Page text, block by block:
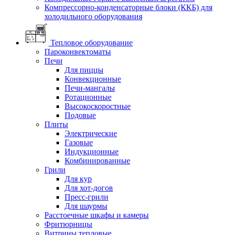
Компрессорно-конденсаторные блоки (ККБ) для
холодильного оборудования
Тепловое оборудование
Пароконвектоматы
Печи
Для пиццы
Конвекционные
Печи-мангалы
Ротационные
Высокоскоростные
Подовые
Плиты
Электрические
Газовые
Индукционные
Комбинированные
Грили
Для кур
Для хот-догов
Пресс-грили
Для шаурмы
Расстоечные шкафы и камеры
Фритюрницы
Витрины тепловые